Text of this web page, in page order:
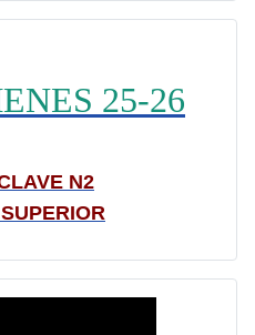
25-26
N2